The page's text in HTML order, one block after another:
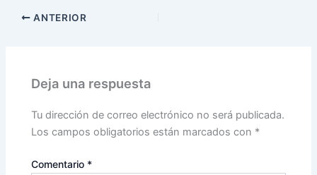
ANTERIOR
Deja una respuesta
Tu dirección de correo electrónico no será publicada.
Los campos obligatorios están marcados con *
Comentario *